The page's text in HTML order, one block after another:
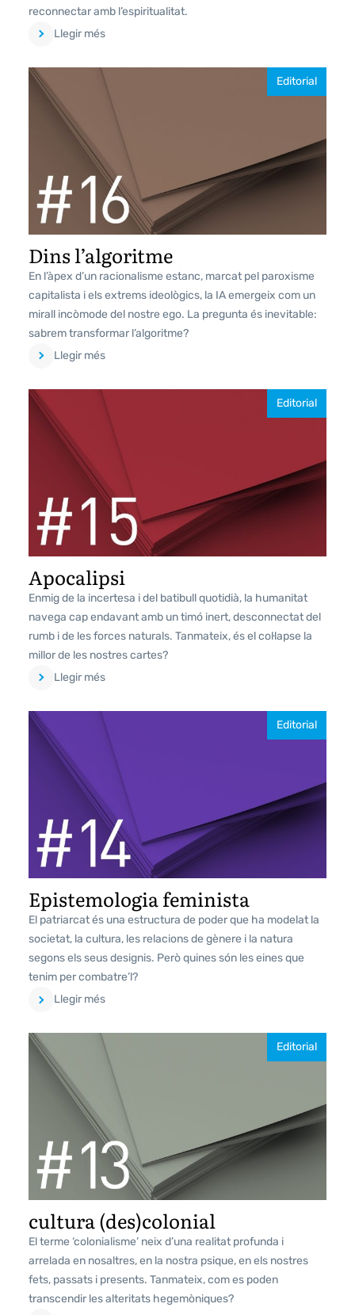
reconnectar amb l’espiritualitat.
Llegir més
Editorial
Dins l’algoritme
En l’àpex d’un racionalisme estanc, marcat pel paroxisme
capitalista i els extrems ideològics, la IA emergeix com un
mirall incòmode del nostre ego. La pregunta és inevitable:
sabrem transformar l’algoritme?
Llegir més
Editorial
Apocalipsi
Enmig de la incertesa i del batibull quotidià, la humanitat
navega cap endavant amb un timó inert, desconnectat del
rumb i de les forces naturals. Tanmateix, és el col·lapse la
millor de les nostres cartes?
Llegir més
Editorial
Epistemologia feminista
El patriarcat és una estructura de poder que ha modelat la
societat, la cultura, les relacions de gènere i la natura
segons els seus designis. Però quines són les eines que
tenim per combatre’l?
Llegir més
Editorial
cultura (des)colonial
El terme ‘colonialisme’ neix d’una realitat profunda i
arrelada en nosaltres, en la nostra psique, en els nostres
fets, passats i presents. Tanmateix, com es poden
transcendir les alteritats hegemòniques?